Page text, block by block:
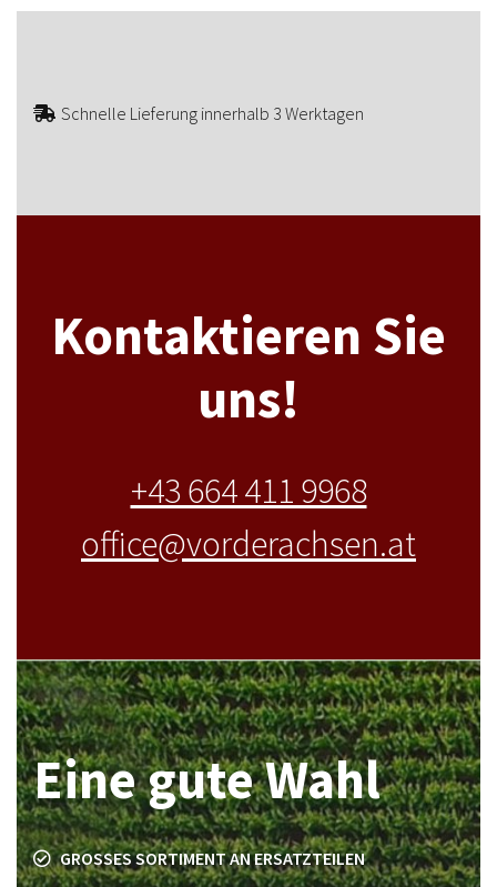
Schnelle Lieferung innerhalb 3 Werktagen
Kontaktieren Sie
uns!
+43 664 411 9968
office@vorderachsen.at
Eine gute Wahl
GROSSES SORTIMENT AN ERSATZTEILEN